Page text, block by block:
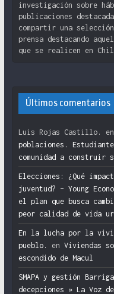
investigación sobre
publicaciones
compartir una
prensa destacando
que se realicen en
Últimos comentarios
Luis Rojas Castillo. en
poblaciones.
comunidad a construir
Elecciones: ¿Qué
juventud? – Young
el plan que busca
peor calidad de vida
En la lucha por la
pueblo.
en Viviendas
escondido de Macul
SMAPA y gestión
decepciones » La Voz